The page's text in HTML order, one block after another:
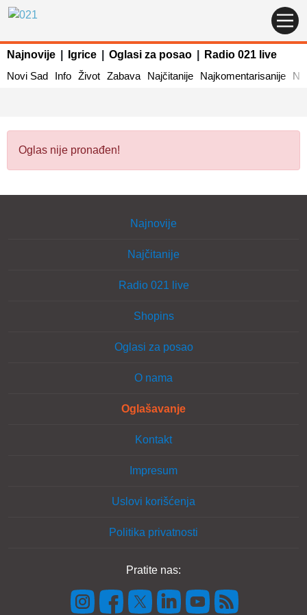
Najnovije Igrice Oglasi za posao
Radio 021 live
Novi Sad
Info Život Zabava Najčitanije Najkomentarisanije
Oglas nije pronađen!
Najnovije
Najčitanije
Radio 021 live
Shopins
Oglasi za posao
O nama
Oglašavanje
Kontakt
Impresum
Uslovi korišćenja
Politika privatnosti
Pratite nas: